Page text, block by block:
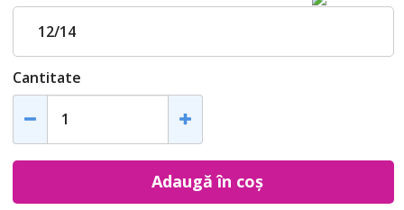
12/14
Cantitate
Adaugă în coș